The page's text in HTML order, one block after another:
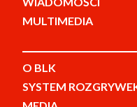
MULTIMEDIA
O BLK
SYSTEM